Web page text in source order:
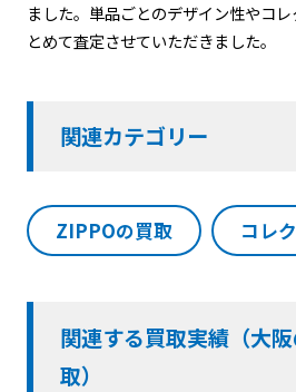
ました。単品ごとのデザイン性やコ
とめて査定させていただきました。
関連カテゴリー
ZIPPOの買取 コレ
関連する買取実績（大
取）